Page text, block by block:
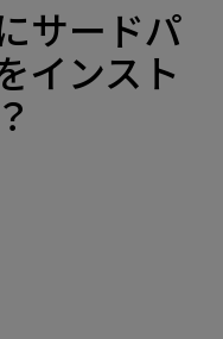
サードパ
インスト